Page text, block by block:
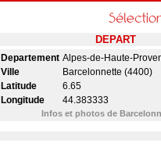
DEPART
Departement Alpes-de-Haute-
Ville
Barcelonnette (4400)
Latitude
6.65
Longitude
44.383333
Infos et photos de